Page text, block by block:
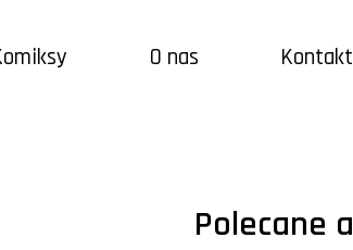
O nas Kontakt
Polecane